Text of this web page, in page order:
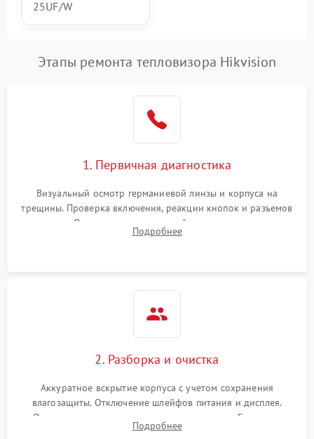
25UF/W
Этапы ремонта тепловизора Hikvision
1. Первичная диагностика
Визуальный осмотр германиевой линзы и корпуса на
трещины. Проверка включения, реакции кнопок и разъемов
зарядки. Оценка вывода тепловой сигнатуры на экран,
проверка базовых функций и считывание системных
Подробнее
2. Разборка и очистка
Аккуратное вскрытие корпуса с учетом сохранения
влагозащиты. Отключение шлейфов питания и дисплея.
Очистка внутренних плат от окислов и пыли. Бережная
обработка германиевого объектива специализированными
Подробнее